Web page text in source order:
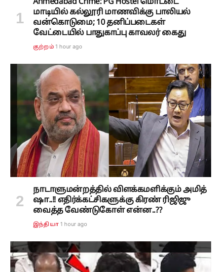
Ahmedabad Crime: PG Hostel மொட்டை
மாடியில் கல்லூரி மாணவிக்கு பாலியல்
வன்கொடுமை; 10 தனிப்படைகள்
வேட்டையில் பாதுகாப்பு காவலர் கைது
குற்றம் 1 hour ago
நாடாளுமன்றத்தில் விளக்கமளிக்கும் அமித்
ஷா..!! எதிர்க்கட்சிகளுக்கு கிரண் ரிஜிஜு
வைத்த வேண்டுகோள் என்ன..??
இந்தியா 1 hour ago